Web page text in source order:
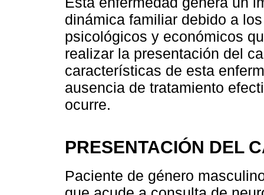
dinámica familiar debido a
psicológicos y económicos
realizar la presentación del
características de esta
ausencia de tratamiento
ocurre.
PRESENTACIÓN DEL
Paciente de género